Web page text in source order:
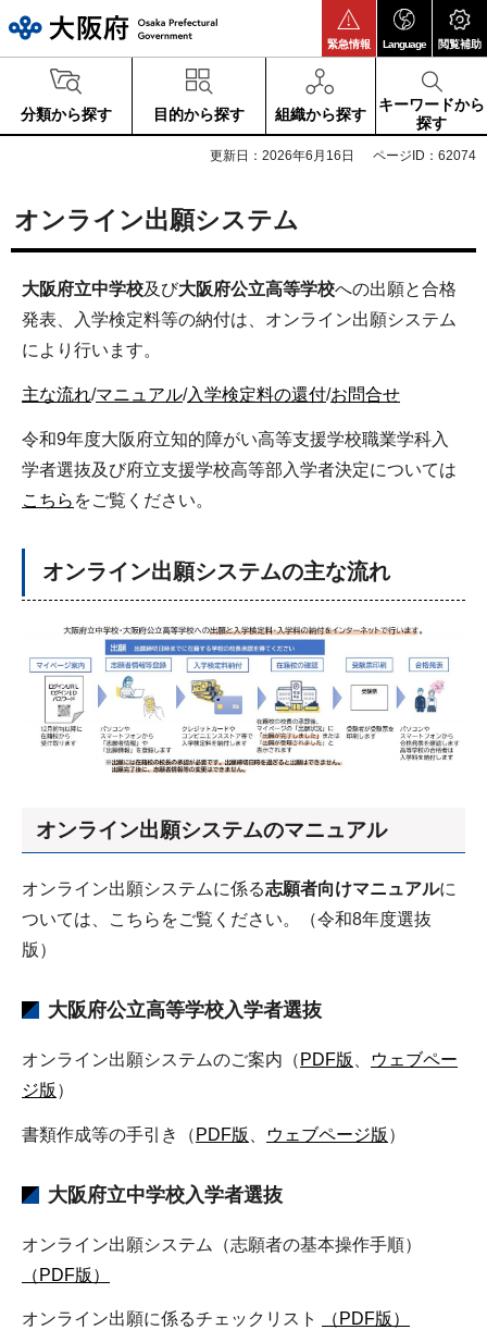
緊急情報 Language 閲覧補助
分類から探す 目的から探す 組織から探す
キーワードから
探す
更新日：2026年6月16日 ページID：62074
オンライン出願システム
大阪府立中学校及び大阪府公立高等学校への出願と合格
発表、入学検定料等の納付は、オンライン出願システム
により行います。
主な流れ/マニュアル/入学検定料の還付/お問合せ
令和9年度大阪府立知的障がい高等支援学校職業学科入
学者選抜及び府立支援学校高等部入学者決定については
こちら をご覧ください。
オンライン出願システムの主な流れ
オンライン出願システムのマニュアル
オンライン出願システムに係る志願者向けマニュアルに
ついては、こちらをご覧ください。（令和8年度選抜
版）
大阪府公立高等学校入学者選抜
オンライン出願システムのご案内（ PDF版
ウェブペー
ジ版 ）
書類作成等の手引き（ PDF版 ウェブページ版 ）
大阪府立中学校入学者選抜
オンライン出願システム（志願者の基本操作手順）
（PDF版）
オンライン出願に係るチェックリスト （PDF版）